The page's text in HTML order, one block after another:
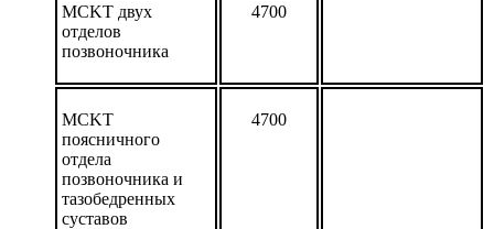
MCKT двух
отделов
позвоночника
4700
MCKT
поясничного
отдела
позвоночника и
тазобедренных
суставов
4700